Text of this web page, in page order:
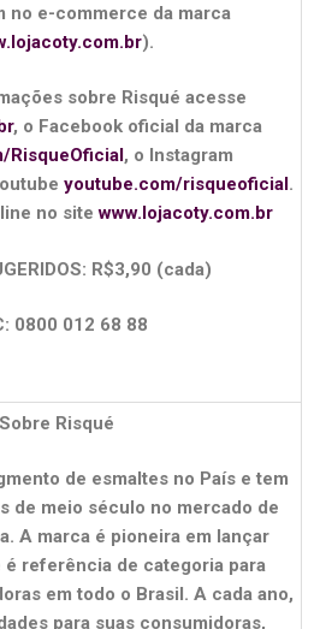
no e-commerce da marca
).
sobre Risqué acesse
, o Facebook oficial da marca
, o Instagram
youtube.com/risqueoficial .
no site www.lojacoty.com.br
R$3,90 (cada)
0800 012 68 88
Sobre Risqué
de esmaltes no País e tem
de meio século no mercado de
A marca é pioneira em lançar
referência de categoria para
em todo o Brasil. A cada ano,
para suas consumidoras,